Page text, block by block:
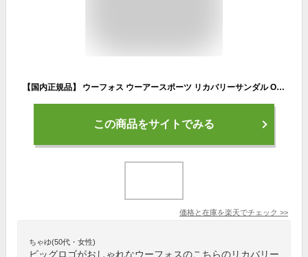
【国内正規品】 ウーフォス ウーアースポーツ リカバリーサンダル OOFOS Ooahh Sport リカバリーサンダル
この商品をサイトでみる
価格と在庫を楽天でチェック >>
ちゃゆ(50代・女性)
ビッグロゴがおしゃれなウーフォスのこちらのリカバリー